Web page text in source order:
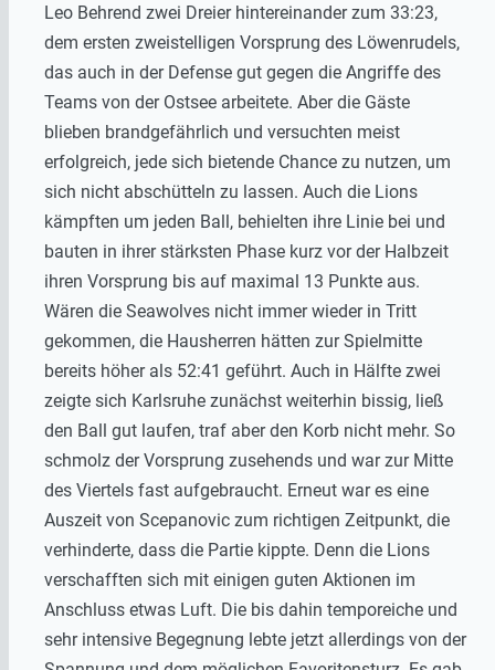
Leo Behrend zwei Dreier hintereinander zum 33:23,
dem ersten zweistelligen Vorsprung des Löwenrudels,
das auch in der Defense gut gegen die Angriffe des
Teams von der Ostsee arbeitete. Aber die Gäste
blieben brandgefährlich und versuchten meist
erfolgreich, jede sich bietende Chance zu nutzen, um
sich nicht abschütteln zu lassen. Auch die Lions
kämpften um jeden Ball, behielten ihre Linie bei und
bauten in ihrer stärksten Phase kurz vor der Halbzeit
ihren Vorsprung bis auf maximal 13 Punkte aus.
Wären die Seawolves nicht immer wieder in Tritt
gekommen, die Hausherren hätten zur Spielmitte
bereits höher als 52:41 geführt. Auch in Hälfte zwei
zeigte sich Karlsruhe zunächst weiterhin bissig, ließ
den Ball gut laufen, traf aber den Korb nicht mehr. So
schmolz der Vorsprung zusehends und war zur Mitte
des Viertels fast aufgebraucht. Erneut war es eine
Auszeit von Scepanovic zum richtigen Zeitpunkt, die
verhinderte, dass die Partie kippte. Denn die Lions
verschafften sich mit einigen guten Aktionen im
Anschluss etwas Luft. Die bis dahin temporeiche und
sehr intensive Begegnung lebte jetzt allerdings von der